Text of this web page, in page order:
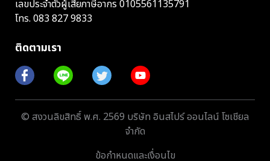
เลขประจำตัวผู้เสียภาษีอากร 0105561135791
โทร. 083 827 9833
ติดตามเรา
© สงวนลิขสิทธิ์ พ.ศ. 2569 บริษัท อินสไปร์ ออนไลน์ โซเชียล
จำกัด
ข้อกำหนดและเงื่อนไข